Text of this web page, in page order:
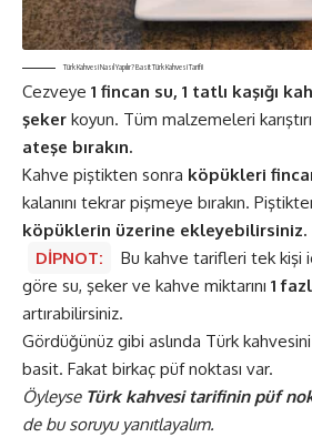
Türk Kahvesi Nasıl Yapılır? Basit Türk Kahvesi Tarifi!
Cezveye 1 fincan su, 1 tatlı kaşığı
şeker koyun. Tüm malzemeleri
ateşe bırakın.
Kahve piştikten sonra köpükleri
kalanını tekrar pişmeye bırakın.
köpüklerin üzerine ekleyebilirsiniz.
DİPNOT:
Bu kahve tarifleri tek kişi
göre su, şeker ve kahve miktarını 1
artırabilirsiniz.
Gördüğünüz gibi aslında Türk
basit. Fakat birkaç püf noktası var.
Öyleyse Türk kahvesi tarifinin püf
de bu soruyu yanıtlayalım.